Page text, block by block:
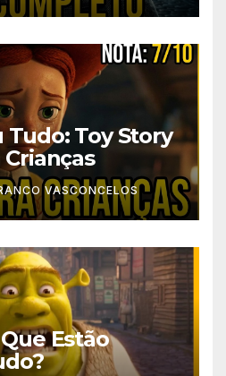
Toy Story
Crianças
VASCONCELOS
Estão